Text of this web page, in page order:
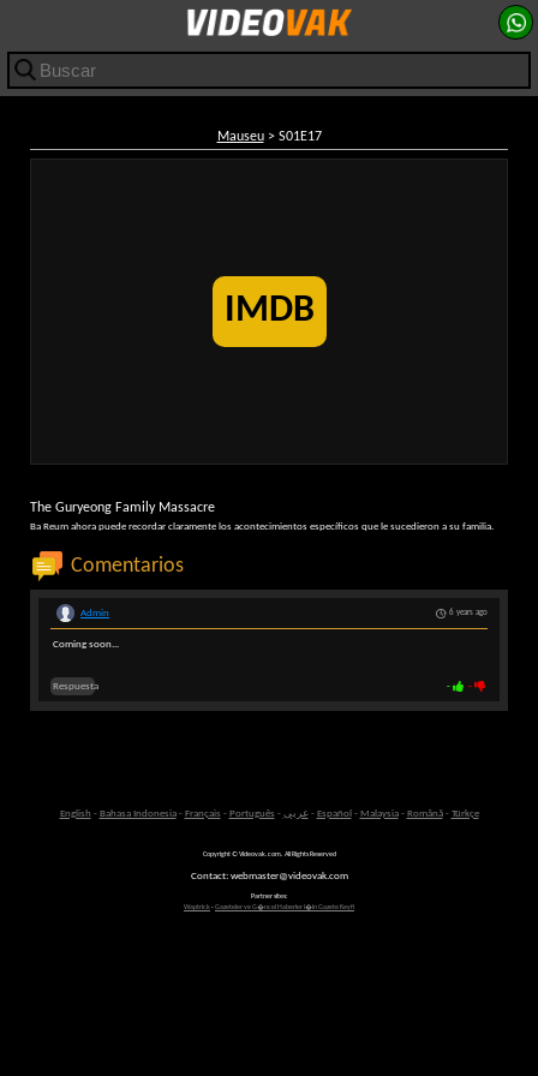
Mauseu> S01E17
IMDB
The Guryeong Family Massacre
Ba Reum ahora puede recordar claramente los acontecimientos específicos que le sucedieron a su familia.
Comentarios
6 years ago
Admin
Coming soon...
- -
Respuesta
English - Bahasa Indonesia- Français - Português - عربى- Español - Malaysia- Română- Türkçe
Copyright © Videovak.com. All Rights Reserved
Contact: webmaster@videovak.com
Partner sites:
Waptrick-Gazeteler ve G�ncel Haberler i�in Gazete Keyfi